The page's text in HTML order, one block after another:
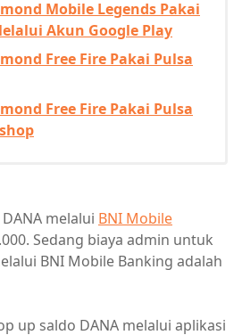
Mobile Legends Pakai
Akun Google Play
Free Fire Pakai Pulsa
Free Fire Pakai Pulsa
melalui BNI Mobile
Sedang biaya admin untuk
BNI Mobile Banking adalah
up saldo DANA melalui aplikasi